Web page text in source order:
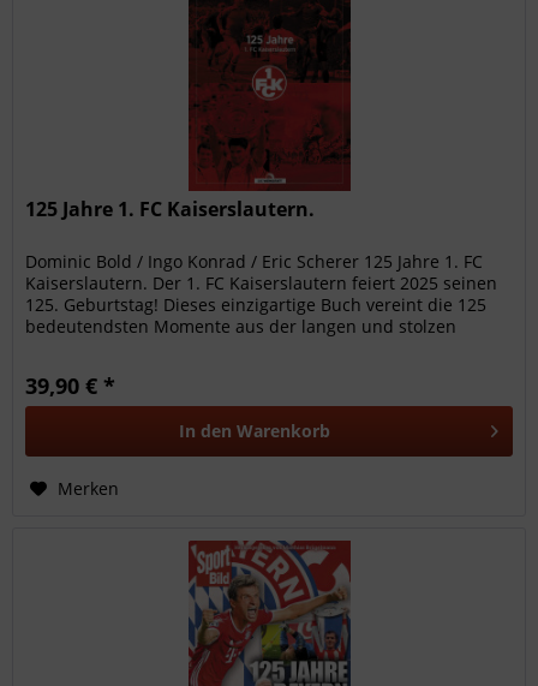
125 Jahre 1. FC Kaiserslautern.
Dominic Bold / Ingo Konrad / Eric Scherer 125 Jahre 1. FC
Kaiserslautern. Der 1. FC Kaiserslautern feiert 2025 seinen
125. Geburtstag! Dieses einzigartige Buch vereint die 125
bedeutendsten Momente aus der langen und stolzen
39,90 € *
In den Warenkorb
Merken